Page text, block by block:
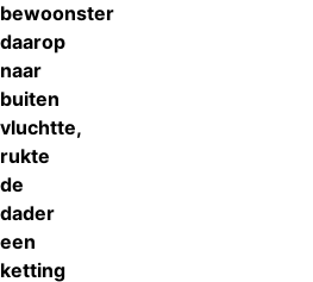
bewoonster
daarop
naar
buiten
vluchtte,
rukte
de
dader
een
ketting